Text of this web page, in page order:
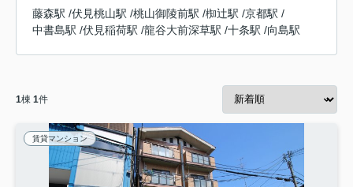
藤森駅 /伏見桃山駅 /桃山御陵前駅 /椥辻駅 /京都駅 /
中書島駅 /伏見稲荷駅 /龍谷大前深草駅 /十条駅 /向島駅
1棟 1件
賃貸マンション